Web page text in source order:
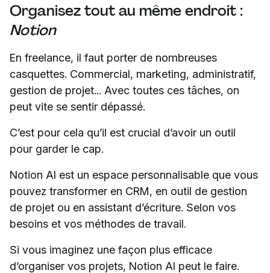
Organisez tout au même endroit :
Notion
En freelance, il faut porter de nombreuses
casquettes. Commercial, marketing, administratif,
gestion de projet... Avec toutes ces tâches, on
peut vite se sentir dépassé.
C’est pour cela qu’il est crucial d’avoir un outil
pour garder le cap.
Notion AI est un espace personnalisable que vous
pouvez transformer en CRM, en outil de gestion
de projet ou en assistant d’écriture. Selon vos
besoins et vos méthodes de travail.
Si vous imaginez une façon plus efficace
d’organiser vos projets, Notion AI peut le faire.